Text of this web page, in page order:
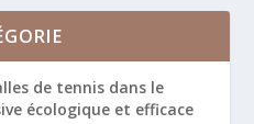
de tennis dans le
écologique et efficace